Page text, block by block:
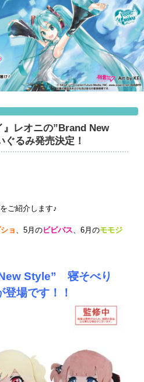
』レオニの”Brand New
るみ発売決定！
ご紹介します♪
ョ 、 5月のビビバス、6月のモモジ
Style” 寝そべり
場です！！